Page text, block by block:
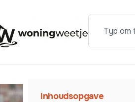
Inhoudsopgave